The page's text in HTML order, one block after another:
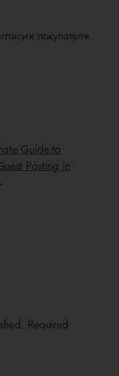
покупателя.
Guide to
Posting in
Required